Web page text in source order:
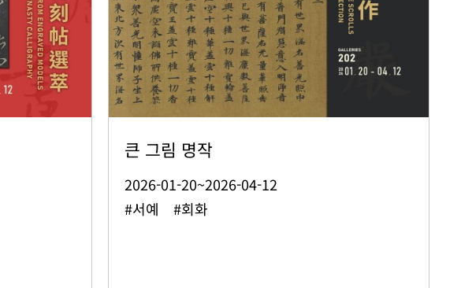
큰 그림 명작
2026-01-20~2026-04-12
#서예 #회화